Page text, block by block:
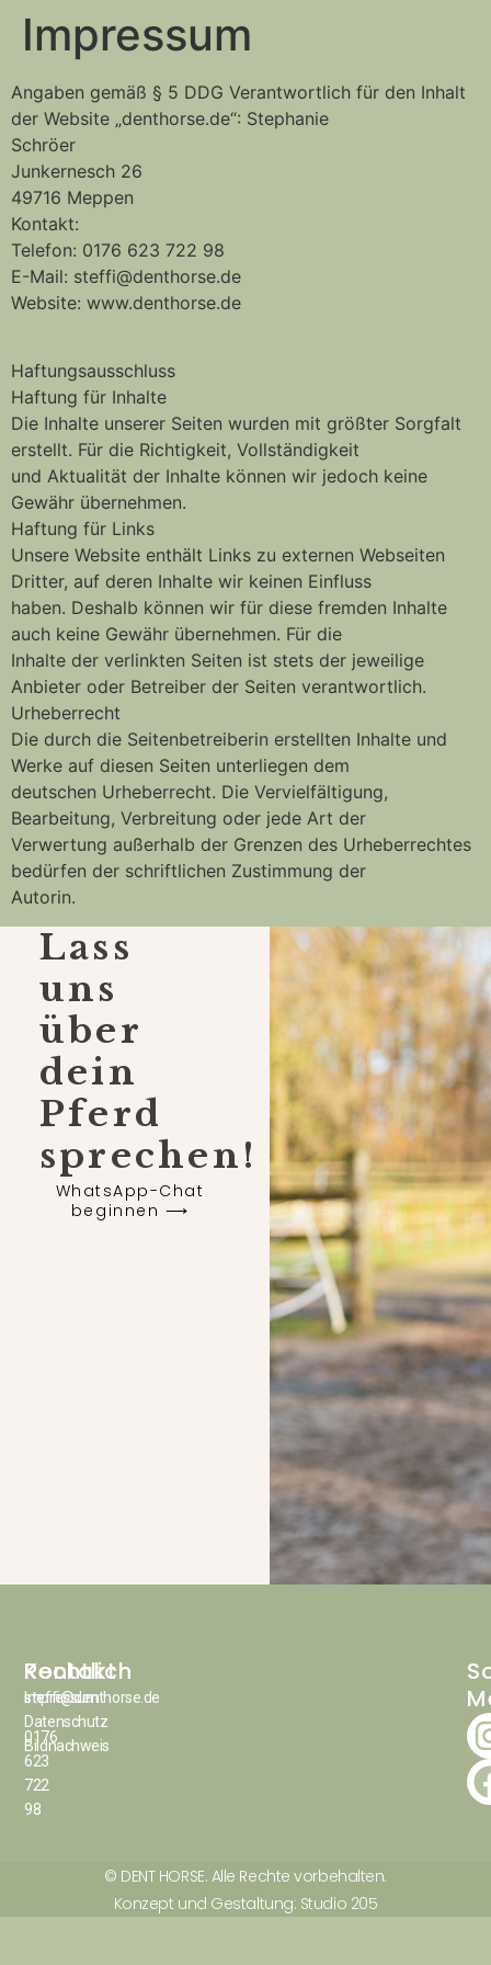
Impressum
Angaben gemäß § 5 DDG Verantwortlich für den Inhalt
der Website „denthorse.de“: Stephanie
Schröer
Junkernesch 26
49716 Meppen
Kontakt:
Telefon: 0176 623 722 98
E-Mail: steffi@denthorse.de
Website: www.denthorse.de
Haftungsausschluss
Haftung für Inhalte
Die Inhalte unserer Seiten wurden mit größter Sorgfalt
erstellt. Für die Richtigkeit, Vollständigkeit
und Aktualität der Inhalte können wir jedoch keine
Gewähr übernehmen.
Haftung für Links
Unsere Website enthält Links zu externen Webseiten
Dritter, auf deren Inhalte wir keinen Einfluss
haben. Deshalb können wir für diese fremden Inhalte
auch keine Gewähr übernehmen. Für die
Inhalte der verlinkten Seiten ist stets der jeweilige
Anbieter oder Betreiber der Seiten verantwortlich.
Urheberrecht
Die durch die Seitenbetreiberin erstellten Inhalte und
Werke auf diesen Seiten unterliegen dem
deutschen Urheberrecht. Die Vervielfältigung,
Bearbeitung, Verbreitung oder jede Art der
Verwertung außerhalb der Grenzen des Urheberrechtes
bedürfen der schriftlichen Zustimmung der
Autorin.
Lass
uns
über
dein
Pferd
sprechen!
WhatsApp-Chat
beginnen ⟶
Kontakt
steffi@denthorse.de
0176
623
722
98
Rechtlich
Impressum
Datenschutz
Bildnachweis
© DENT HORSE. Alle Rechte vorbehalten.
Konzept und Gestaltung: Studio 205